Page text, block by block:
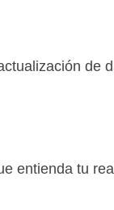
de
entienda tu